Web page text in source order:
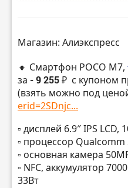
Магазин: Алиэкспресс
🔸 Смартфон POCO M7,
за - 9 255 ₽ с купоном
(взять можно под
erid=2SDnjc...
▫️ дисплей 6.9″ IPS LCD,
▫️ процессор
▫️ основная камера
▫️ NFC, аккумулятор
33Вт